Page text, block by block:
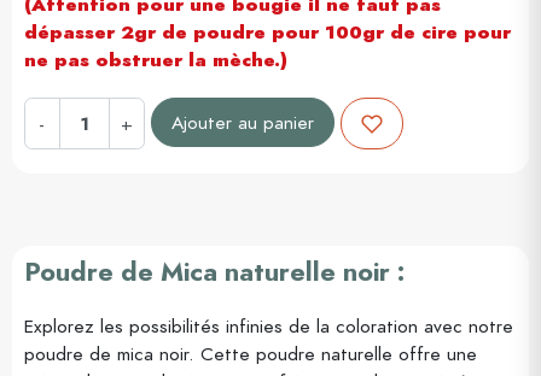
dépasser 2gr de poudre pour 100gr de cire pour
ne pas obstruer la mèche.)
- + Ajouter au panier
Poudre de Mica naturelle noir :
Explorez les possibilités infinies de la coloration avec notre
poudre de mica noir. Cette poudre naturelle offre une